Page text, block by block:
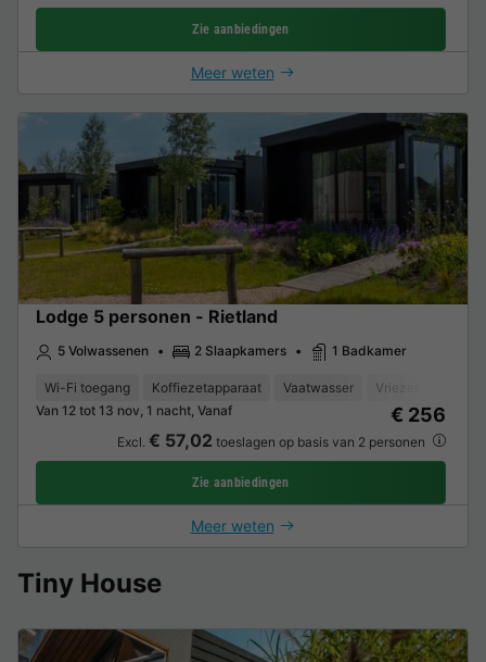
Zie aanbiedingen
Meer weten
Lodge 5 personen - Rietland
5 Volwassenen 2 Slaapkamers 1 Badkamer
Wi-Fi toegang Koffiezetapparaat Vaatwasser Vriezer
Van 12 tot 13 nov, 1 nacht, Vanaf
€ 256
Excl. € 57,02 toeslagen op basis van 2 personen
Zie aanbiedingen
Meer weten
Tiny House